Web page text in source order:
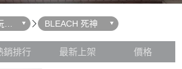
BLEACH 死神
銷排行 最新上架 價格